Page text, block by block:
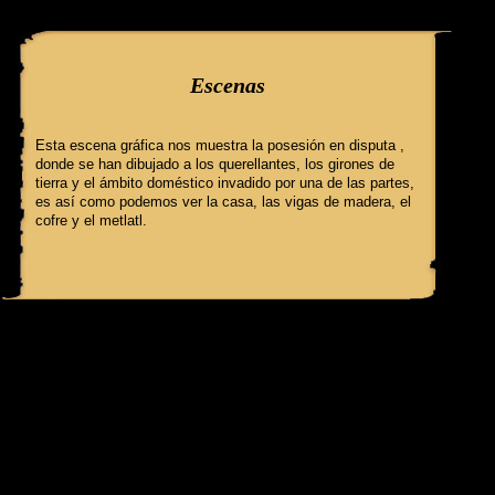
Escenas
Esta escena gráfica nos muestra la posesión en disputa ,
donde se han dibujado a los querellantes, los girones de
tierra y el ámbito doméstico invadido por una de las partes,
es así como podemos ver la casa, las vigas de madera, el
cofre y el metlatl.